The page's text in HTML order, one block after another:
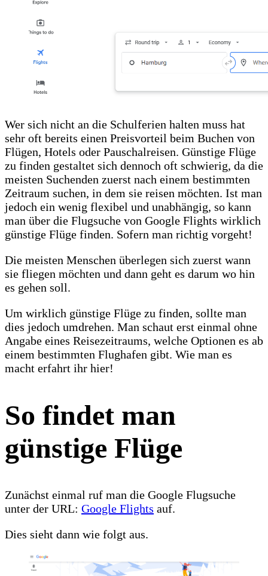
Wer sich nicht an die Schulferien halten muss hat
sehr oft bereits einen Preisvorteil beim Buchen von
Flügen, Hotels oder Pauschalreisen. Günstige Flüge
zu finden gestaltet sich dennoch oft schwierig, da die
meisten Suchenden zuerst nach einem bestimmten
Zeitraum suchen, in dem sie reisen möchten. Ist man
jedoch ein wenig flexibel und unabhängig, so kann
man über die Flugsuche von Google Flights wirklich
günstige Flüge finden. Sofern man richtig vorgeht!
Die meisten Menschen überlegen sich zuerst wann
sie fliegen möchten und dann geht es darum wo hin
es gehen soll.
Um wirklich günstige Flüge zu finden, sollte man
dies jedoch umdrehen. Man schaut erst einmal ohne
Angabe eines Reisezeitraums, welche Optionen es ab
einem bestimmten Flughafen gibt. Wie man es
macht erfahrt ihr hier!
So findet man
günstige Flüge
Zunächst einmal ruf man die Google Flugsuche
unter der URL: Google Flights auf.
Dies sieht dann wie folgt aus.